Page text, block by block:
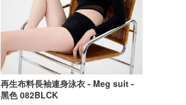
再生布料長袖連身泳衣 - Meg suit -
黑色 082BLCK